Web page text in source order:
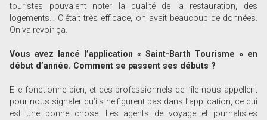
touristes pouvaient noter la qualité de la restauration, des
logements… C’était très efficace, on avait beaucoup de données.
On va revoir ça.
Vous avez lancé l’application « Saint-Barth Tourisme » en
début d’année. Comment se passent ses débuts ?
Elle fonctionne bien, et des professionnels de l’île nous appellent
pour nous signaler qu’ils ne figurent pas dans l’application, ce qui
est une bonne chose. Les agents de voyage et journalistes